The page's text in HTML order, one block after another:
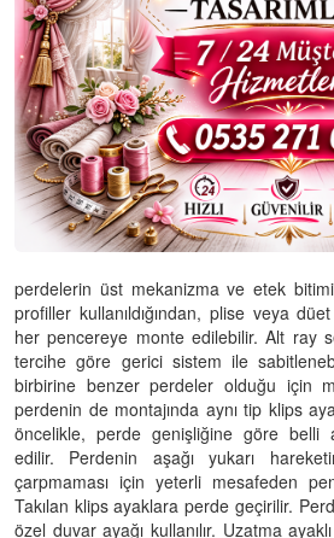
perdelerin üst mekanizma ve etek
profiller kullanıldığından, plise veya
her pencereye monte edilebilir. Alt ray
tercihe göre gerici sistem ile
birbirine benzer perdeler olduğu için
perdenin de montajında aynı tip klips
öncelikle, perde genişliğine göre belli
edilir. Perdenin aşağı yukarı
çarpmaması için yeterli mesafeden
Takılan klips ayaklara perde geçirilir.
özel duvar ayağı kullanılır. Uzatma